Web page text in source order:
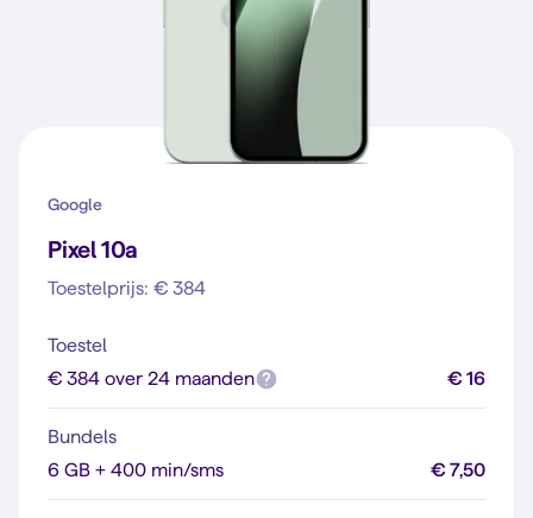
Google
Pixel 10a
Toestelprijs: € 384
Toestel
€ 384 over 24 maanden
€ 16
Bundels
6 GB + 400 min/sms
€ 7,50